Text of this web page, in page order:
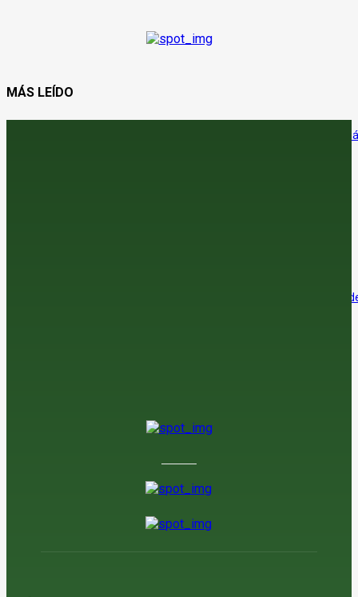
MÁS LEÍDO
La certificación del ibérico da un paso adelante con un protocolo
El sector agroalimentario se afianza como el principal exportador